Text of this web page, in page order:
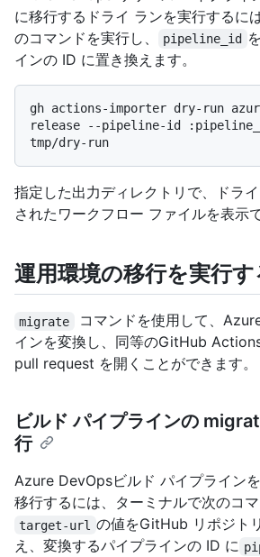
に移行するドライ ランを実行するに
のコマンドを実行し、
pipeline_id
インの ID に置き換えます。
gh actions-importer dry-run
release --pipeline-id
指定した出力ディレクトリで、ドラ
されたワークフロー ファイルを表示
運用環境の移行を実行す
migrate
コマンドを使用して、
インを変換し、同等のGitHub
pull request を開くことができます。
ビルド パイプラインの
行
Azure DevOpsビルド パイプライン
移行するには、ターミナルで次のコマ
target-url の値をGitHub リポジト
え、変換するパイプラインの ID に